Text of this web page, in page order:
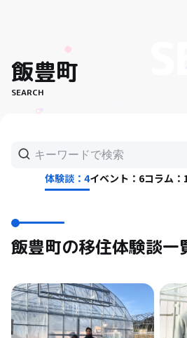
飯豊町
SEARCH
体験談：4イベント：6コラム：
飯豊町の移住体験談一